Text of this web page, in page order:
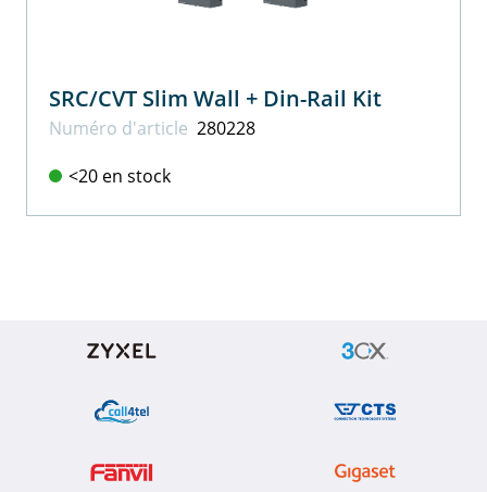
SRC/CVT Slim Wall + Din-Rail Kit
Numéro d'article 280228
<20 en stock